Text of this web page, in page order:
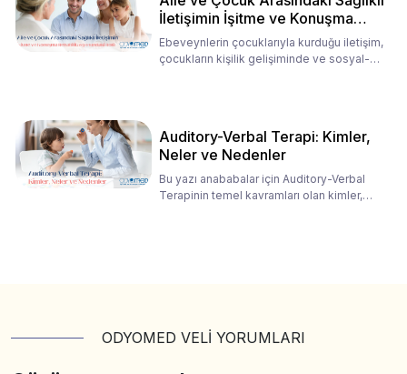
İletişimin İşitme ve Konuşma
Rehabilitasyonundaki Rolü
Ebeveynlerin çocuklarıyla kurduğu iletişim,
çocukların kişilik gelişiminde ve sosyal-
Auditory-Verbal Terapi: Kimler,
Neler ve Nedenler
Bu yazı anababalar için Auditory-Verbal
Terapinin temel kavramları olan kimler,
ODYOMED VELİ YORUMLARI